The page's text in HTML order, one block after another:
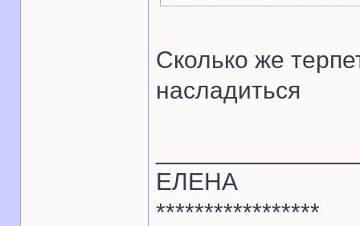
Сколько же
насладиться
ЕЛЕНА
*****************